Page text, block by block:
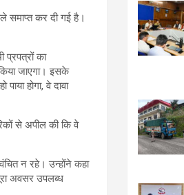
समाप्त कर दी गई है।
प्रपत्रों का
जाएगा। इसके
होगा, वे दावा
से अपील की कि वे
न रहे। उन्होंने कहा
अवसर उपलब्ध